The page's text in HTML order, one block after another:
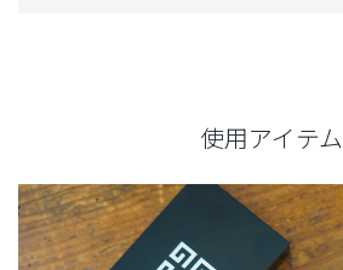
使用アイテム